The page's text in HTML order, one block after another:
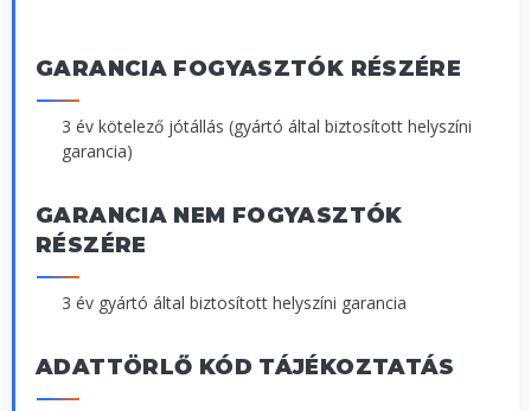
GARANCIA FOGYASZTÓK RÉSZÉRE
3 év kötelező jótállás (gyártó által biztosított helyszíni
garancia)
GARANCIA NEM FOGYASZTÓK
RÉSZÉRE
3 év gyártó által biztosított helyszíni garancia
ADATTÖRLŐ KÓD TÁJÉKOZTATÁS